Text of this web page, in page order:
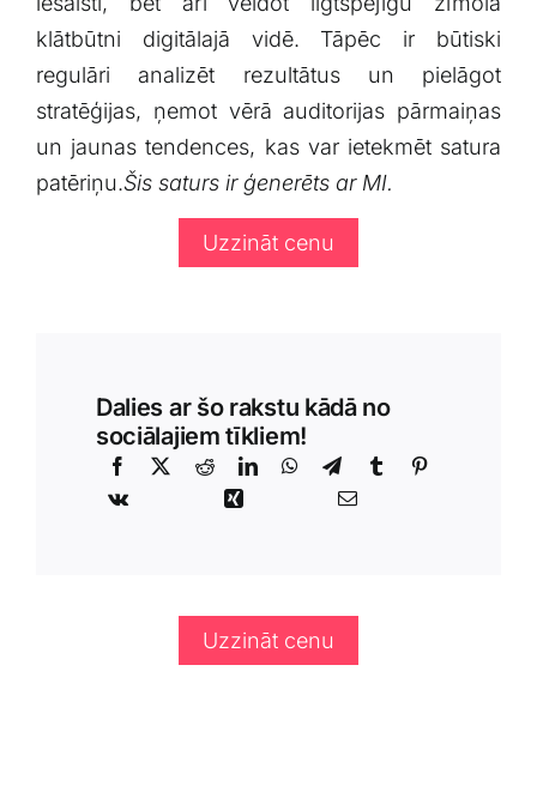
klātbūtni digitālajā vidē. Tāpēc ir⁢ būtiski‍
regulāri analizēt rezultātus un pielāgot
stratēģijas, ņemot vērā auditorijas pārmaiņas
un jaunas tendences, kas⁣ var ietekmēt satura
patēriņu.Šis⁤ saturs⁢ ir‍ ģenerēts⁤ ar MI.
Uzzināt cenu
Dalies ar šo rakstu kādā no
sociālajiem tīkliem!
Uzzināt cenu